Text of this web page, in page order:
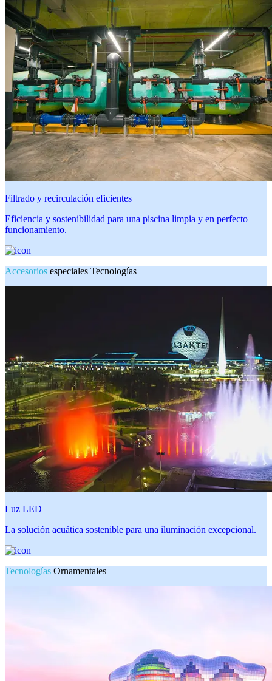
Filtrado y recirculación eficientes
Eficiencia y sostenibilidad para una piscina limpia y en perfecto
funcionamiento.
Accesorios especiales Tecnologías
Luz LED
La solución acuática sostenible para una iluminación excepcional.
Tecnologías Ornamentales